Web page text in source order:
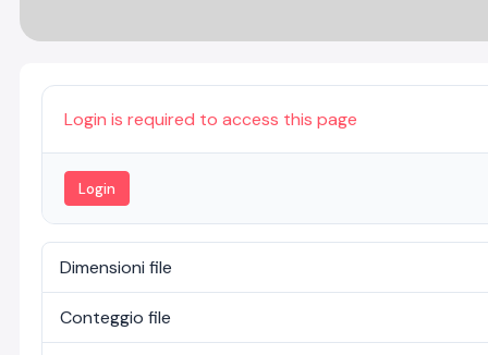
Login is required to access this page
Login
Dimensioni file
Conteggio file